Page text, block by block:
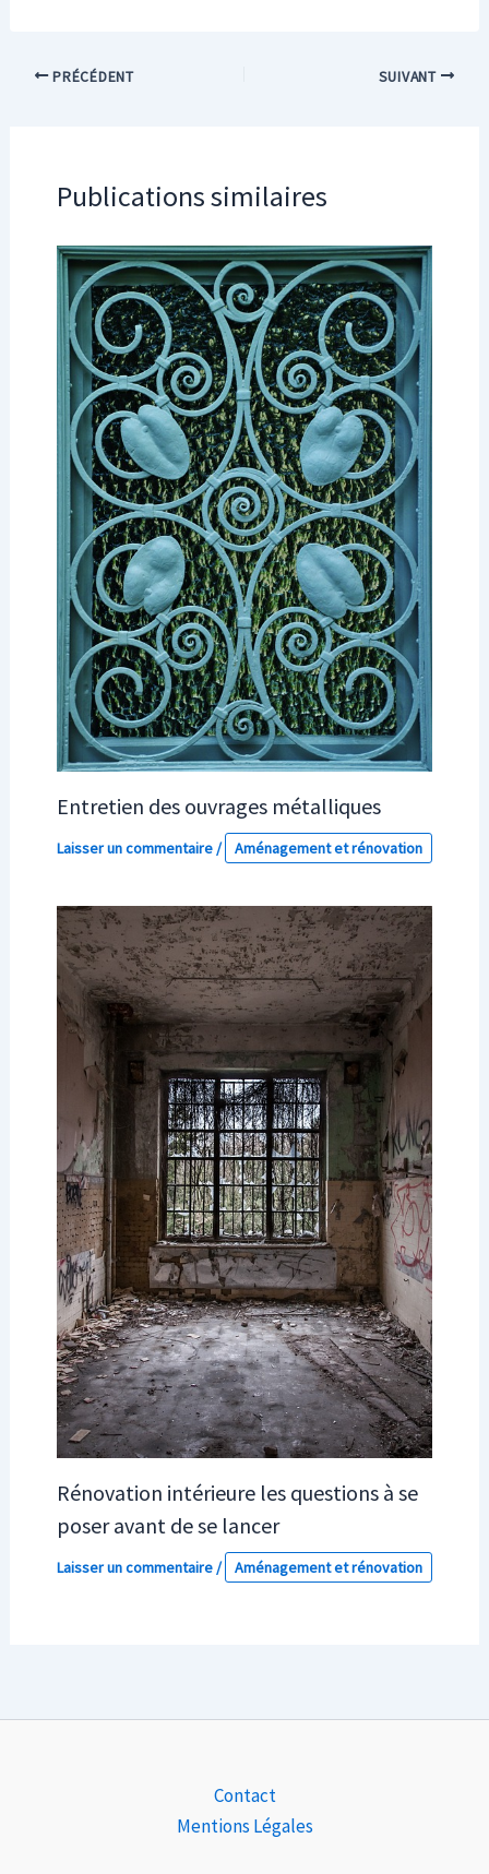
PRÉCÉDENT SUIVANT
Publications similaires
Entretien des ouvrages métalliques
Laisser un commentaire/ Aménagement et rénovation
Rénovation intérieure les questions à se
poser avant de se lancer
Laisser un commentaire/ Aménagement et rénovation
Contact
Mentions Légales